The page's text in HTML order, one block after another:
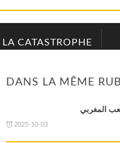
CATASTROPHE
DANS LA MÊME
المغربي
2025-10-03